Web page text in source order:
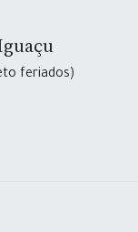
feriados)